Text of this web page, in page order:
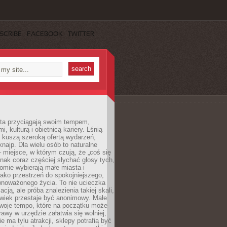
FACEBOOK TWITTER
przyciągają swoim tempem,
kulturą i obietnicą kariery. Lśnią
szeroką ofertą wydarzeń,
Dla wielu osób to naturalne
miejsce, w którym czują, że „coś się
coraz częściej słychać głosy tych,
wybierają małe miasta i
przestrzeń do spokojniejszego,
życia. To nie ucieczka
ale próba znalezienia takiej skali,
przestaje być anonimowy. Małe
tempo, które na początku może
w urzędzie załatwia się wolniej,
ma tylu atrakcji, sklepy potrafią być